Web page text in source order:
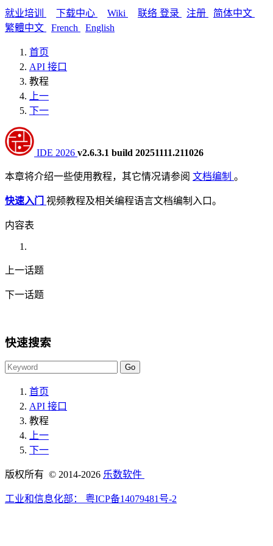
就业培训 下载中心 Wiki 联络 登录 注册
简体中文
繁體中文
French English
首页
API 接口
教程
上一
下一
IDE 2026 v2.6.3.1 build 20251111.211026
本章将介绍一些使用教程，其它情况请参阅 文档编制 。
快速入门 视频教程及相关编程语言文档编制入口。
内容表
上一话题
下一话题
快速搜索
首页
API 接口
教程
上一
下一
版权所有 © 2014-2026 乐数软件
工业和信息化部： 粤ICP备14079481号-2